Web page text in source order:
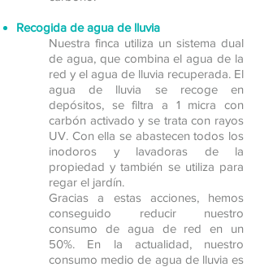
Recogida de agua de lluvia
Nuestra finca utiliza un sistema dual
de agua, que combina el agua de la
red y el agua de lluvia recuperada. El
agua de lluvia se recoge en
depósitos, se filtra a 1 micra con
carbón activado y se trata con rayos
UV. Con ella se abastecen todos los
inodoros y lavadoras de la
propiedad y también se utiliza para
regar el jardín.
Gracias a estas acciones, hemos
conseguido reducir nuestro
consumo de agua de red en un
50%. En la actualidad, nuestro
consumo medio de agua de lluvia es